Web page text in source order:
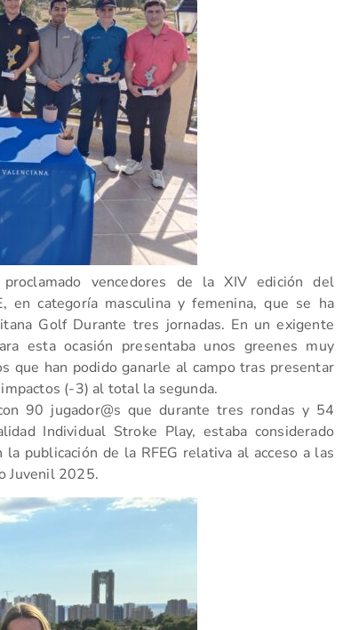
vencedores de la XIV edición del
en categoría masculina y femenina, que se ha
Golf Durante tres jornadas. En un exigente
esta ocasión presentaba unos greenes muy
que han podido ganarle al campo tras presentar
(-3) al total la segunda.
90 jugador@s que durante tres rondas y 54
Individual Stroke Play, estaba considerado
la publicación de la RFEG relativa al acceso a las
Juvenil 2025.